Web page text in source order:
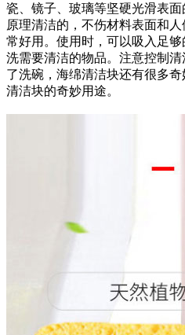
瓷、镜子、玻璃等坚硬光滑表
原理清洁的，不伤材料表面和
常好用。使用时，可以吸入足
洗需要清洁的物品。注意控制
了洗碗，海绵清洁块还有很多
清洁块的奇妙用途。